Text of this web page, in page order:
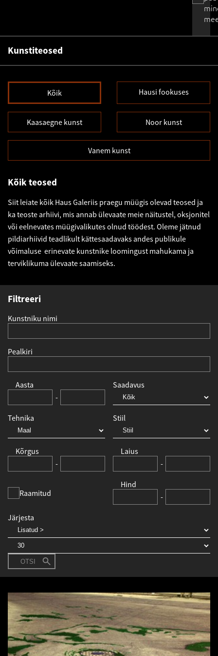
Kunstiteosed
Kõik Hausi fookuses
Kaasaegne kunst Noor kunst
Vanem kunst
Kõik teosed
Siit leiate kõik Haus Galeriis praegu müügis olevad teosed ja
ka teoste arhiivi, mis annab ülevaate meie näitustel, oksjonitel
või eelnevates müügivalikutes olnud töödest. Oleme jätnud
pildiarhiivid teadlikult kättesaadavaks andes publikule
võimaluse erinevate kunstnike loomingust mahukama ja
terviklikuma ülevaate saamiseks.
Filtreeri
Saadavus
Pealkiri
Kunstniku nimi
Kõrgus
-
Laius
-
Hind
-
Tehnika Stiil
Aasta
-
Raamitud
Järjesta
OTSI